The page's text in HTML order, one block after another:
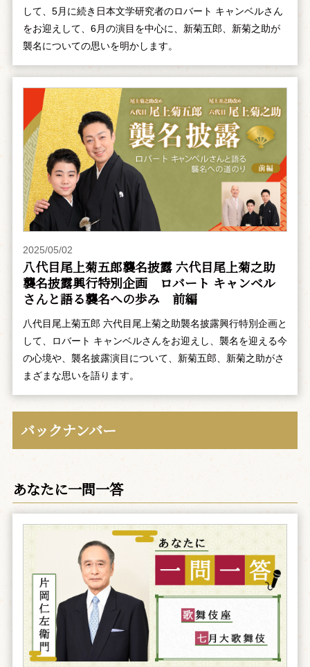
して、5月に続き日本文学研究者のロバート キャンベルさん
をお迎えして、6月の演目を中心に、新菊五郎、新菊之助が
襲名についての思いを明かします。
2025/05/02
八代目尾上菊五郎襲名披露 六代目尾上菊之助
襲名披露興行特別企画 ――ロバート キャンベル
さんと語る襲名への歩み 前編
八代目尾上菊五郎 六代目尾上菊之助襲名披露興行特別企画と
して、ロバート キャンベルさんをお迎えし、襲名を迎える今
の心境や、襲名披露演目について、新菊五郎、新菊之助がさ
まざまな思いを語ります。
バックナンバー
あなたに一問一答